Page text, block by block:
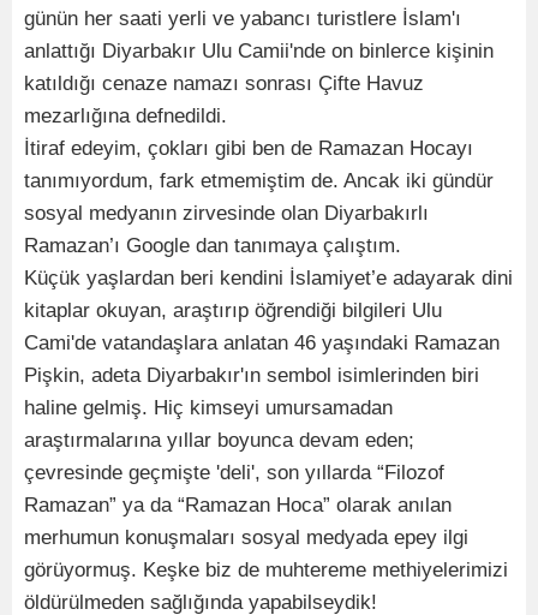
günün her saati yerli ve yabancı turistlere İslam'ı
anlattığı Diyarbakır Ulu Camii'nde on binlerce kişinin
katıldığı cenaze namazı sonrası Çifte Havuz
mezarlığına defnedildi.
İtiraf edeyim, çokları gibi ben de Ramazan Hocayı
tanımıyordum, fark etmemiştim de. Ancak iki gündür
sosyal medyanın zirvesinde olan Diyarbakırlı
Ramazan’ı Google dan tanımaya çalıştım.
Küçük yaşlardan beri kendini İslamiyet’e adayarak dini
kitaplar okuyan, araştırıp öğrendiği bilgileri Ulu
Cami'de vatandaşlara anlatan 46 yaşındaki Ramazan
Pişkin, adeta Diyarbakır'ın sembol isimlerinden biri
haline gelmiş. Hiç kimseyi umursamadan
araştırmalarına yıllar boyunca devam eden;
çevresinde geçmişte 'deli', son yıllarda “Filozof
Ramazan” ya da “Ramazan Hoca” olarak anılan
merhumun konuşmaları sosyal medyada epey ilgi
görüyormuş. Keşke biz de muhtereme methiyelerimizi
öldürülmeden sağlığında yapabilseydik!